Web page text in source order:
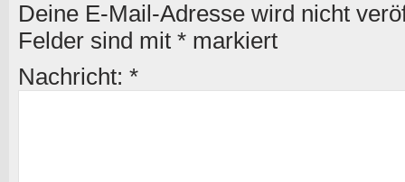
Deine E-Mail-Adresse wird nicht
Felder sind mit * markiert
Nachricht: *